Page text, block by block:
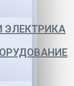
ЭЛЕКТРИКА